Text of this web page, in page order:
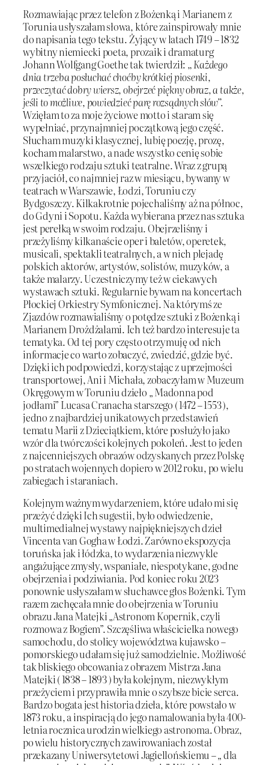
Rozmawiając przez telefon z Bożenką i Marianem z
Torunia usłyszałam słowa, które zainspirowały mnie
do napisania tego tekstu. Żyjący w latach 1749 – 1832
wybitny niemiecki poeta, prozaik i dramaturg
Johann Wolfgang Goethe tak twierdził: „ Każdego
dnia trzeba posłuchać choćby krótkiej piosenki,
przeczytać dobry wiersz, obejrzeć piękny obraz, a także,
jeśli to możliwe, powiedzieć parę rozsądnych słów”.
Wzięłam to za moje życiowe motto i staram się
wypełniać, przynajmniej początkową jego część.
Słucham muzyki klasycznej, lubię poezję, prozę,
kocham malarstwo, a nade wszystko cenię sobie
wszelkiego rodzaju sztuki teatralne. Wraz z grupą
przyjaciół, co najmniej raz w miesiącu, bywamy w
teatrach w Warszawie, Łodzi, Toruniu czy
Bydgoszczy. Kilkakrotnie pojechaliśmy aż na północ,
do Gdyni i Sopotu. Każda wybierana przez nas sztuka
jest perełką w swoim rodzaju. Obejrzeliśmy i
przeżyliśmy kilkanaście oper i baletów, operetek,
musicali, spektakli teatralnych, a w nich plejadę
polskich aktorów, artystów, solistów, muzyków, a
także malarzy. Uczestniczymy też w ciekawych
wystawach sztuki. Regularnie bywam na koncertach
Płockiej Orkiestry Symfonicznej. Na którymś ze
Zjazdów rozmawialiśmy o potędze sztuki z Bożenką i
Marianem Drożdżalami. Ich też bardzo interesuje ta
tematyka. Od tej pory często otrzymuję od nich
informacje co warto zobaczyć, zwiedzić, gdzie być.
Dzięki ich podpowiedzi, korzystając z uprzejmości
transportowej, Ani i Michała, zobaczyłam w Muzeum
Okręgowym w Toruniu dzieło „ Madonna pod
jodłami” Lucasa Cranacha starszego ( 1472 – 1553 ),
jedno z najbardziej unikatowych przedstawień
tematu Marii z Dzieciątkiem, które posłużyło jako
wzór dla twórczości kolejnych pokoleń. Jest to jeden
z najcenniejszych obrazów odzyskanych przez Polskę
po stratach wojennych dopiero w 2012 roku, po wielu
zabiegach i staraniach.
Kolejnym ważnym wydarzeniem, które udało mi się
przeżyć dzięki Ich sugestii, było odwiedzenie,
multimedialnej wystawy najpiękniejszych dzieł
Vincenta van Gogha w Łodzi. Zarówno ekspozycja
toruńska jak i łódzka, to wydarzenia niezwykle
angażujące zmysły, wspaniałe, niespotykane, godne
obejrzenia i podziwiania. Pod koniec roku 2023
ponownie usłyszałam w słuchawce głos Bożenki. Tym
razem zachęcała mnie do obejrzenia w Toruniu
obrazu Jana Matejki „Astronom Kopernik, czyli
rozmowa z Bogiem”. Szczęśliwa właścicielka nowego
samochodu, do stolicy województwa kujawsko –
pomorskiego udałam się już samodzielnie. Możliwość
tak bliskiego obcowania z obrazem Mistrza Jana
Matejki ( 1838 – 1893 ) była kolejnym, niezwykłym
przeżyciem i przyprawiła mnie o szybsze bicie serca.
Bardzo bogata jest historia dzieła, które powstało w
1873 roku, a inspiracją do jego namalowania była 400-
letnia rocznica urodzin wielkiego astronoma. Obraz,
po wielu historycznych zawirowaniach został
przekazany Uniwersytetowi Jagiellońskiemu – „ dla